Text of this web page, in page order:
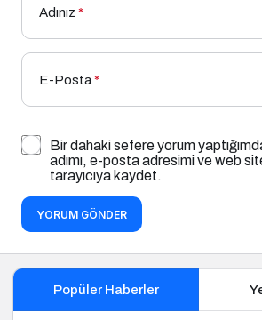
Adınız *
E-Posta*
Bir dahaki sefere yorum
adımı, e-posta adresimi ve web
tarayıcıya kaydet.
YORUM GÖNDER
Popüler Haberler